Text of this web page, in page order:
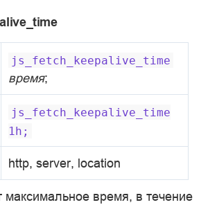
js_fetch_keepalive_time
время;
js_fetch_keepalive_time
1h;
http, server, location
максимальное время, в течение